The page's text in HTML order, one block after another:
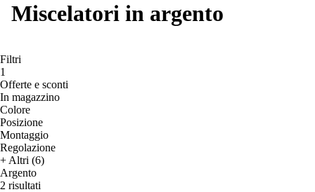
Miscelatori in argento
Filtri
1
Offerte e sconti
In magazzino
Colore
Posizione
Montaggio
Regolazione
+ Altri (6)
Argento
2 risultati